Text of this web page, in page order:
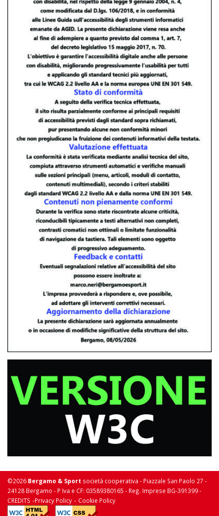
©2026 Bergamo & Sport società cooperativa - Piazzale San Paolo 27 -
24128 Bergamo - P Iva e CF: 03589380165 - Reg. Imprese BG-391399 -
CREDITS -Privacy Policy - Cookie Policy